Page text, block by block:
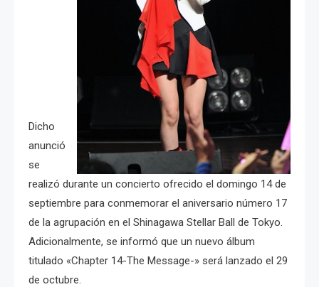
Dicho
anunció
se
realizó durante un concierto ofrecido el domingo 14 de
septiembre para conmemorar el aniversario número 17
de la agrupación en el Shinagawa Stellar Ball de Tokyo.
Adicionalmente, se informó que un nuevo álbum
titulado «Chapter 14-The Message-» será lanzado el 29
de octubre.